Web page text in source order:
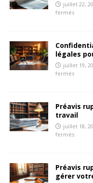
juillet 22,
fermés
légales
juillet 19,
fermés
Préavis
travail
juillet 18,
fermés
Préavis
gérer